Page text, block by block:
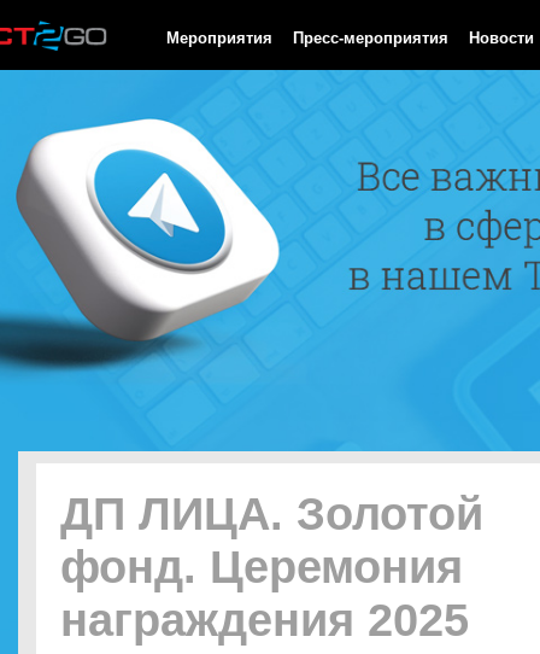
Мероприятия Пресс-мероприятия Новости
ДП ЛИЦА. Золотой
фонд. Церемония
награждения 2025